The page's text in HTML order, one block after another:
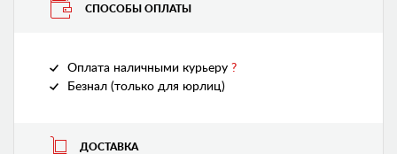
СПОСОБЫ ОПЛАТЫ
Оплата наличными курьеру ?
Безнал (только для юрлиц)
ДОСТАВКА